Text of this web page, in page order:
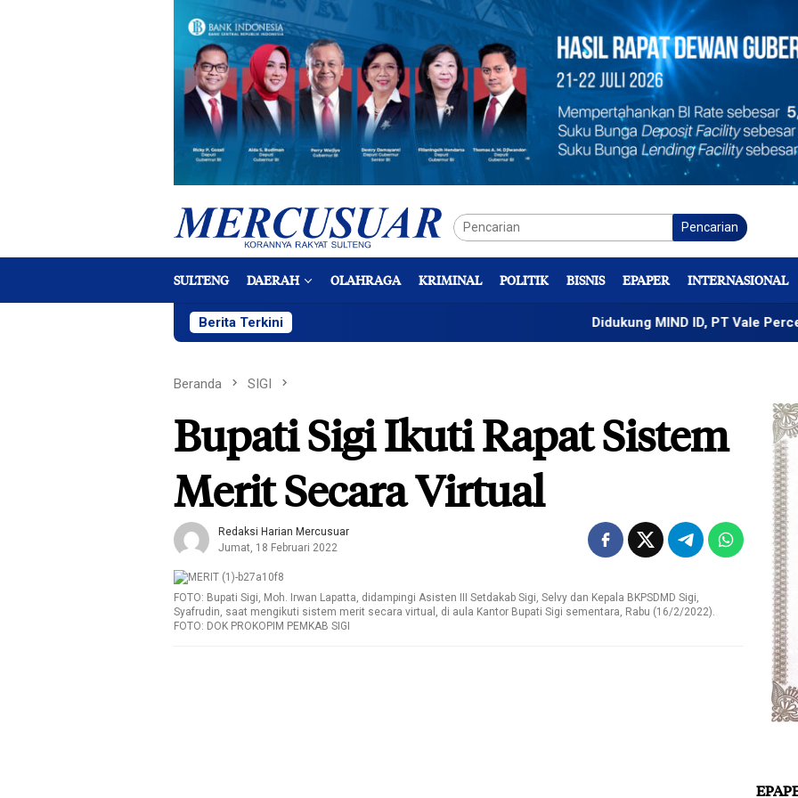
Pencarian
SULTENG DAERAH OLAHRAGA KRIMINAL POLITIK BISNIS EPAPER INTERNASIONAL
Berita Terkini Didukung MIND ID, PT Vale Percepat
Beranda SIGI
Bupati Sigi Ikuti Rapat Sistem
Merit Secara Virtual
Redaksi Harian Mercusuar
Jumat, 18 Februari 2022
FOTO: Bupati Sigi, Moh. Irwan Lapatta, didampingi Asisten III Setdakab Sigi, Selvy dan Kepala BKPSDMD Sigi,
Syafrudin, saat mengikuti sistem merit secara virtual, di aula Kantor Bupati Sigi sementara, Rabu (16/2/2022).
FOTO: DOK PROKOPIM PEMKAB SIGI